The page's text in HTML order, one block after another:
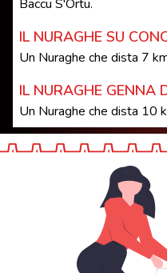
Baccu S'Ortu.
IL NURAGHE SU
Un Nuraghe che dista 7
IL NURAGHE GENNA
Un Nuraghe che dista 10